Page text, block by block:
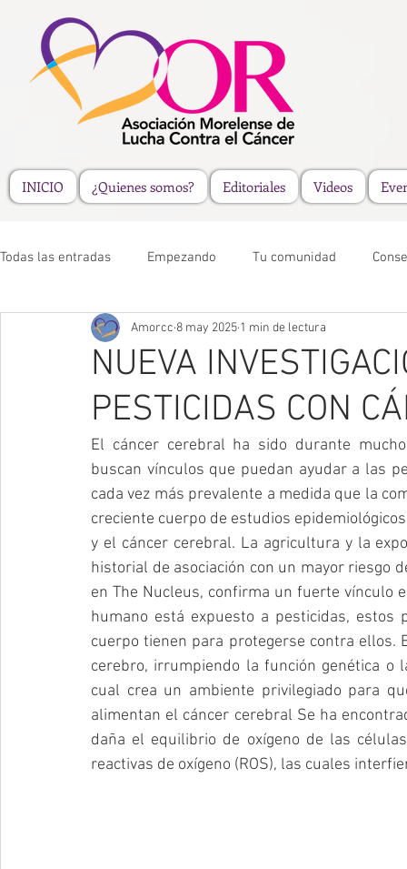
INICIO ¿Quienes somos? Editoriales Videos
Todas las entradas Empezando Tu comunidad
NUEVA
PESTICIDAS CON
Amorcc 8 may 2025 1 min de lectura
El cáncer cerebral ha sido durante
buscan vínculos que puedan ayudar a las
cada vez más prevalente a medida que la
creciente cuerpo de estudios
y el cáncer cerebral. La agricultura y la
historial de asociación con un mayor riesgo
en The Nucleus, confirma un fuerte vínculo
humano está expuesto a pesticidas,
cuerpo tienen para protegerse contra
cerebro, irrumpiendo la función genética o
cual crea un ambiente privilegiado para
alimentan el cáncer cerebral Se ha
daña el equilibrio de oxígeno de las
reactivas de oxígeno (ROS), las cuales